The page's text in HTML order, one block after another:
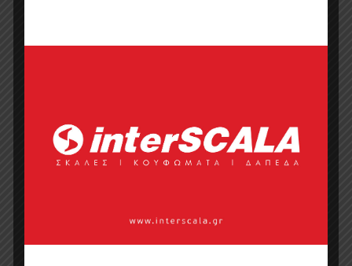
Προσφορά
Σημεία πώλησης
Επικοινωνία με πωλητή
Categories:AlfaSurfaces,AlfaWood,